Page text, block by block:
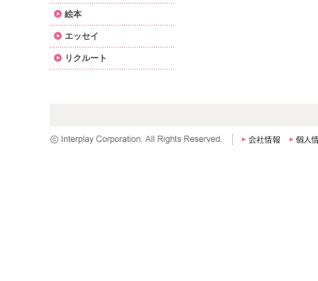
絵本
エッセイ
リクルート